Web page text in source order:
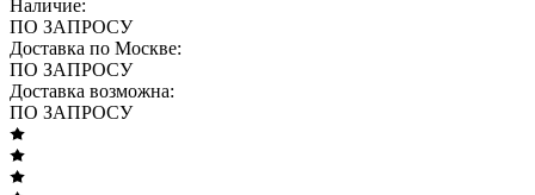
Наличие:
ПО ЗАПРОСУ
Доставка по Москве:
ПО ЗАПРОСУ
Доставка возможна:
ПО ЗАПРОСУ